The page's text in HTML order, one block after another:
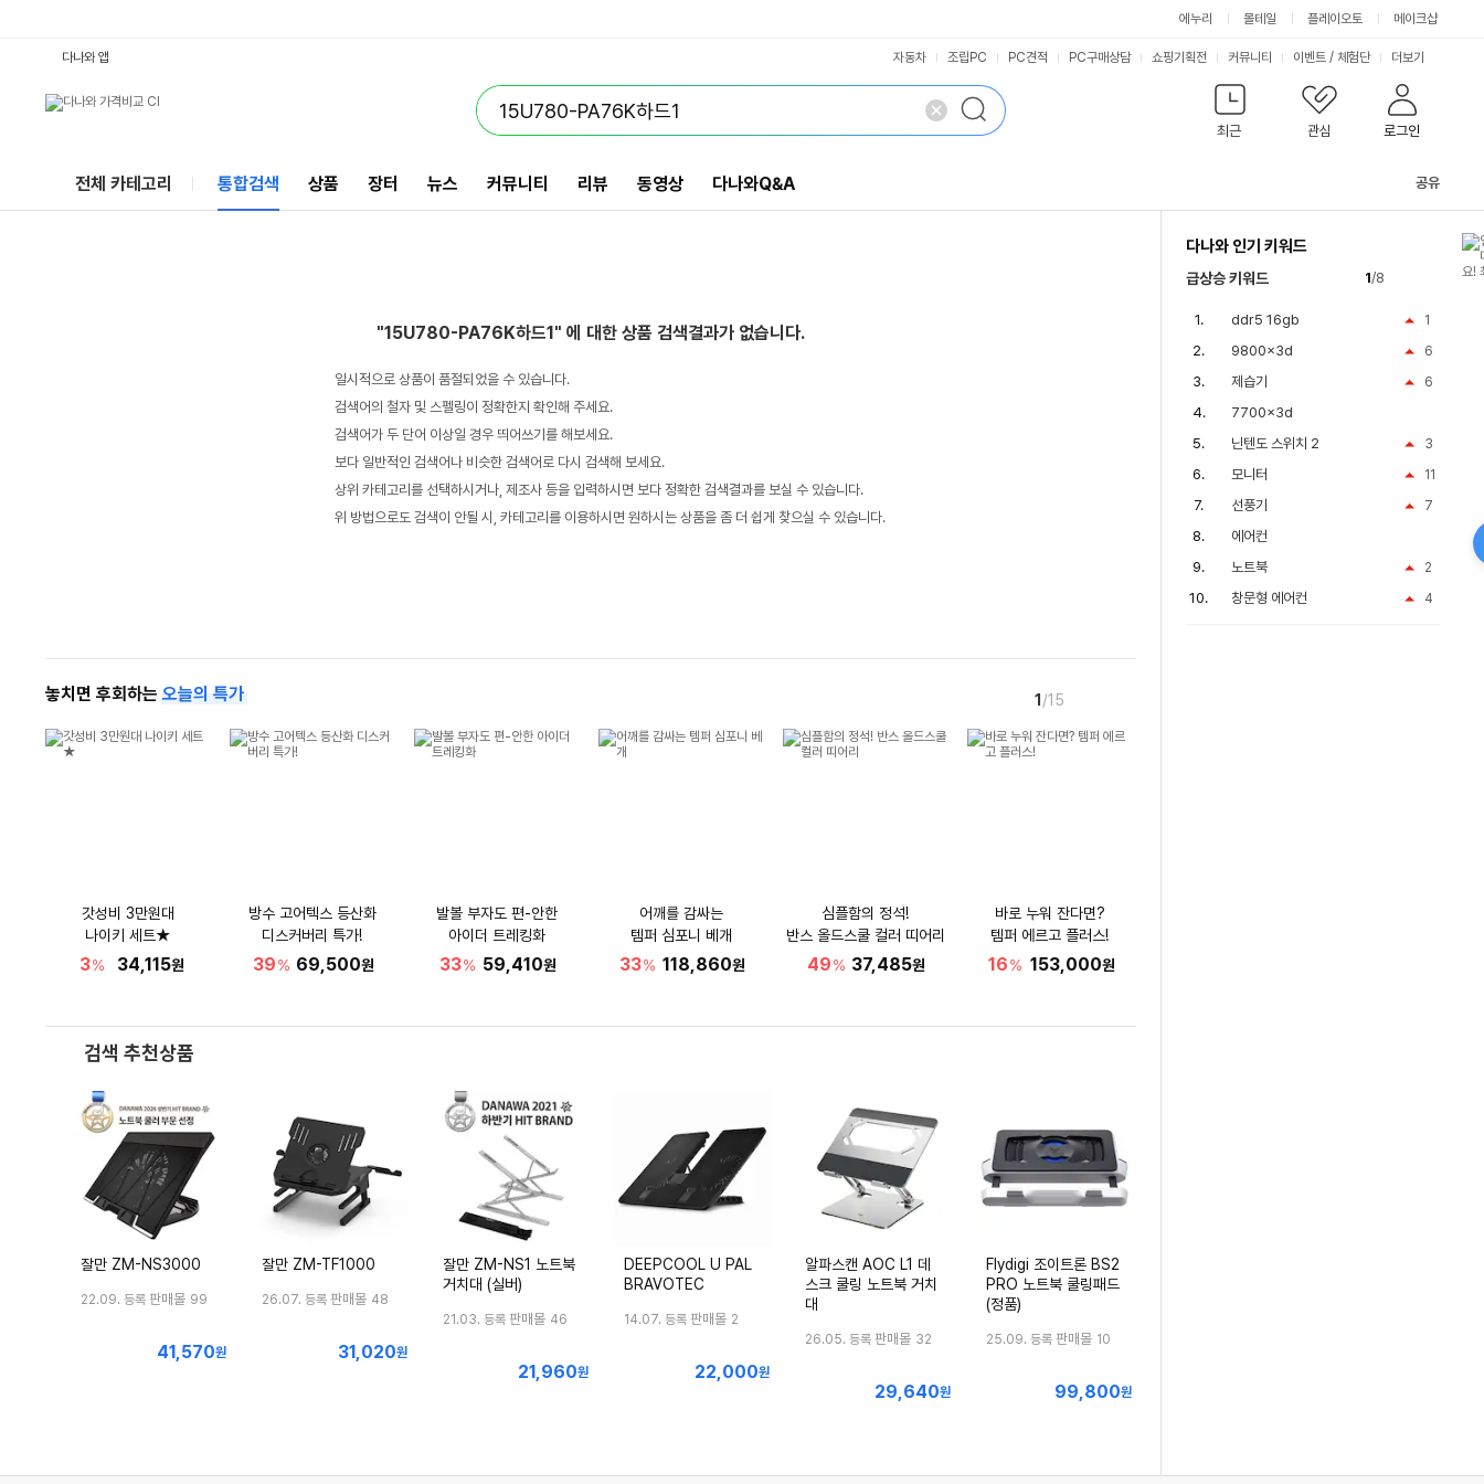
에누리 몰테일 플레이오토 메이크샵
최근 관심 로그인
다나와 앱 자동차 조립PC PC견적 PC구매상담 쇼핑기획전 커뮤니티 이벤트 / 체험단 더보기
전체 카테고리 통합검색 상품 장터 뉴스 커뮤니티 리뷰 동영상 다나와Q&A 공유
"15U780-PA76K하드1" 에 대한 상품 검색결과가 없습니다.
일시적으로 상품이 품절되었을 수 있습니다.
검색어의 철자 및 스펠링이 정확한지 확인해 주세요.
검색어가 두 단어 이상일 경우 띄어쓰기를 해보세요.
보다 일반적인 검색어나 비슷한 검색어로 다시 검색해 보세요.
상위 카테고리를 선택하시거나, 제조사 등을 입력하시면 보다 정확한 검색결과를 보실 수 있습니다.
위 방법으로도 검색이 안될 시, 카테고리를 이용하시면 원하시는 상품을 좀 더 쉽게 찾으실 수 있습니다.
놓치면 후회하는 오늘의 특가 1 /15
갓성비 3만원대
나이키 세트★
3% 34,115원
방수 고어텍스 등산화
디스커버리 특가!
39% 69,500원
발볼 부자도 편-안한
아이더 트레킹화
33% 59,410원
어깨를 감싸는
템퍼 심포니 베개
33% 118,860원
심플함의 정석!
반스 올드스쿨 컬러 띠어리
49% 37,485원
바로 누워 잔다면?
템퍼 에르고 플러스!
16% 153,000원
검색 추천상품
잘만 ZM-NS3000
22.09. 등록 판매몰 99
최
41,570원
잘만 ZM-TF1000
26.07. 등록 판매몰 48
최
31,020원
잘만 ZM-NS1 노트북
거치대 (실버)
21.03. 등록 판매몰 46
최
21,960원
DEEPCOOL U PAL
BRAVOTEC
14.07. 등록 판매몰 2
최
22,000원
알파스캔 AOC L1 데
스크 쿨링 노트북 거치
대
26.05. 등록 판매몰 32
최
29,640원
Flydigi 조이트론 BS2
PRO 노트북 쿨링패드
(정품)
25.09. 등록 판매몰 10
최
99,800원
다나와 인기 키워드
급상승 키워드 1/8
1
ddr5 16gb
6
9800x3d
6
제습기
7700x3d
3
닌텐도 스위치 2
11
모니터
7
선풍기
에어컨
2
노트북
4
창문형 에어컨